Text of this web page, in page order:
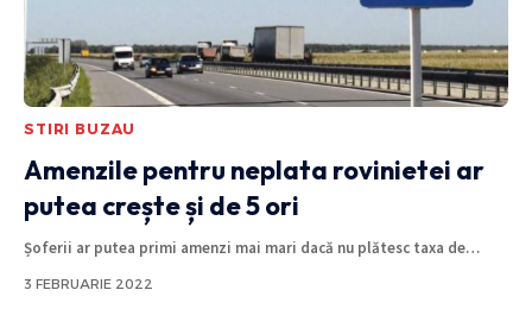
STIRI BUZAU
Amenzile pentru neplata rovinietei ar
putea crește și de 5 ori
Șoferii ar putea primi amenzi mai mari dacă nu plătesc taxa de…
3 FEBRUARIE 2022